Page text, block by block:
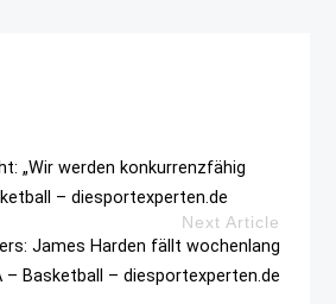
„Wir werden konkurrenzfähig
– diesportexperten.de
Next Article
James Harden fällt wochenlang
– Basketball – diesportexperten.de